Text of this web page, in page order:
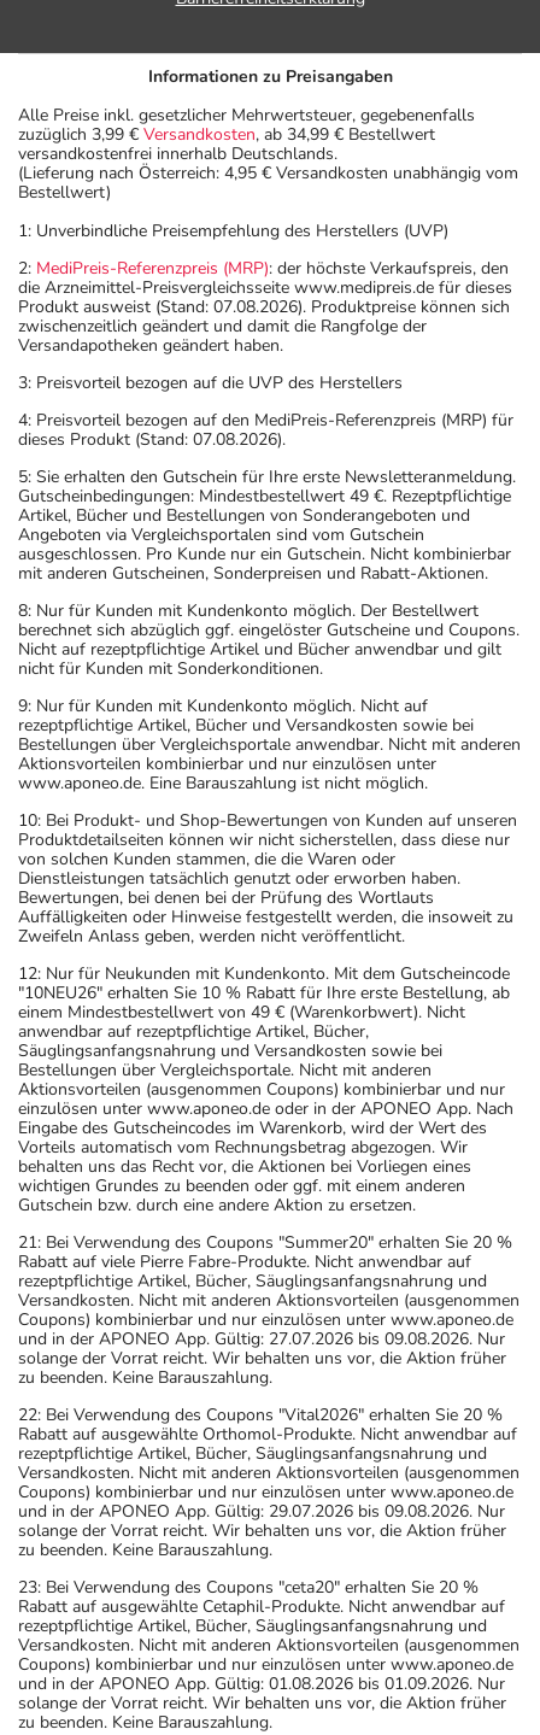
mit denen Sie sich verletzen können.
- Vorsicht: Vermeiden Sie die Einnahme von Alkohol.
- Vorsicht: Patienten mit Engwinkelglaukom haben ein
erhöhtes Risiko - besonderes im akuten Anfall.
- Vermeiden Sie übermäßige UV-Strahlung, z.B. in
Solarien oder bei ausgedehnten Sonnenbädern, weil die
Haut während der Anwendung des Arzneimittels
empfindlicher reagiert.
- Durch plötzliches Absetzen können Probleme oder
Beschwerden auftreten. Deshalb sollte die Behandlung
langsam, das heißt mit einem schrittweisen
Ausschleichen der Dosis, beendet werden. Lassen Sie
beraten.
- Vorsicht bei Allergie gegen Maisstärke!
- Vorsicht bei einer Unverträglichkeit gegenüber Lactose.
Wenn Sie eine Diabetes-Diät einhalten müssen, sollten
Sie den Zuckergehalt berücksichtigen.
- Es kann Arzneimittel geben, mit denen
Wechselwirkungen auftreten. Sie sollten deswegen
generell vor der Behandlung mit einem neuen
Arzneimittel jedes andere, das Sie bereits anwenden,
dem Arzt oder Apotheker angeben. Das gilt auch für
Arzneimittel, die Sie selbst kaufen, nur gelegentlich
anwenden oder deren Anwendung schon einige Zeit
zurückliegt.
Bitte verwenden Sie dieses Arzneimittel nicht mehr nach
dem auf der Packung oder der Umverpackung
angegebenen Verfallsdatum. Das Verfallsdatum bezieht
sich auf den letzten Tag des angegebenen Monats.
Informationen zu Preisangaben
Alle Preise inkl. gesetzlicher Mehrwertsteuer, gegebenenfalls
zuzüglich 3,99 € Versandkosten, ab 34,99 € Bestellwert
versandkostenfrei innerhalb Deutschlands.
(Lieferung nach Österreich: 4,95 € Versandkosten unabhängig vom
Bestellwert)
1: Unverbindliche Preisempfehlung des Herstellers (UVP)
2: MediPreis-Referenzpreis (MRP): der höchste Verkaufspreis, den
die Arzneimittel-Preisvergleichsseite www.medipreis.de für dieses
Produkt ausweist (Stand: 07.08.2026). Produktpreise können sich
zwischenzeitlich geändert und damit die Rangfolge der
Versandapotheken geändert haben.
3: Preisvorteil bezogen auf die UVP des Herstellers
4: Preisvorteil bezogen auf den MediPreis-Referenzpreis (MRP) für
dieses Produkt (Stand: 07.08.2026).
5: Sie erhalten den Gutschein für Ihre erste Newsletteranmeldung.
Gutscheinbedingungen: Mindestbestellwert 49 €. Rezeptpflichtige
Artikel, Bücher und Bestellungen von Sonderangeboten und
Angeboten via Vergleichsportalen sind vom Gutschein
ausgeschlossen. Pro Kunde nur ein Gutschein. Nicht kombinierbar
mit anderen Gutscheinen, Sonderpreisen und Rabatt-Aktionen.
8: Nur für Kunden mit Kundenkonto möglich. Der Bestellwert
berechnet sich abzüglich ggf. eingelöster Gutscheine und Coupons.
Nicht auf rezeptpflichtige Artikel und Bücher anwendbar und gilt
nicht für Kunden mit Sonderkonditionen.
9: Nur für Kunden mit Kundenkonto möglich. Nicht auf
rezeptpflichtige Artikel, Bücher und Versandkosten sowie bei
Bestellungen über Vergleichsportale anwendbar. Nicht mit anderen
Aktionsvorteilen kombinierbar und nur einzulösen unter
www.aponeo.de. Eine Barauszahlung ist nicht möglich.
10: Bei Produkt- und Shop-Bewertungen von Kunden auf unseren
Produktdetailseiten können wir nicht sicherstellen, dass diese nur
von solchen Kunden stammen, die die Waren oder
Dienstleistungen tatsächlich genutzt oder erworben haben.
Bewertungen, bei denen bei der Prüfung des Wortlauts
Auffälligkeiten oder Hinweise festgestellt werden, die insoweit zu
Zweifeln Anlass geben, werden nicht veröffentlicht.
12: Nur für Neukunden mit Kundenkonto. Mit dem Gutscheincode
"10NEU26" erhalten Sie 10 % Rabatt für Ihre erste Bestellung, ab
einem Mindestbestellwert von 49 € (Warenkorbwert). Nicht
anwendbar auf rezeptpflichtige Artikel, Bücher,
Säuglingsanfangsnahrung und Versandkosten sowie bei
Bestellungen über Vergleichsportale. Nicht mit anderen
Aktionsvorteilen (ausgenommen Coupons) kombinierbar und nur
einzulösen unter www.aponeo.de oder in der APONEO App. Nach
Eingabe des Gutscheincodes im Warenkorb, wird der Wert des
Vorteils automatisch vom Rechnungsbetrag abgezogen. Wir
behalten uns das Recht vor, die Aktionen bei Vorliegen eines
wichtigen Grundes zu beenden oder ggf. mit einem anderen
Gutschein bzw. durch eine andere Aktion zu ersetzen.
21: Bei Verwendung des Coupons "Summer20" erhalten Sie 20 %
Rabatt auf viele Pierre Fabre-Produkte. Nicht anwendbar auf
rezeptpflichtige Artikel, Bücher, Säuglingsanfangsnahrung und
Versandkosten. Nicht mit anderen Aktionsvorteilen (ausgenommen
Coupons) kombinierbar und nur einzulösen unter www.aponeo.de
und in der APONEO App. Gültig: 27.07.2026 bis 09.08.2026. Nur
solange der Vorrat reicht. Wir behalten uns vor, die Aktion früher
zu beenden. Keine Barauszahlung.
22: Bei Verwendung des Coupons "Vital2026" erhalten Sie 20 %
Rabatt auf ausgewählte Orthomol-Produkte. Nicht anwendbar auf
rezeptpflichtige Artikel, Bücher, Säuglingsanfangsnahrung und
Versandkosten. Nicht mit anderen Aktionsvorteilen (ausgenommen
Coupons) kombinierbar und nur einzulösen unter www.aponeo.de
und in der APONEO App. Gültig: 29.07.2026 bis 09.08.2026. Nur
solange der Vorrat reicht. Wir behalten uns vor, die Aktion früher
zu beenden. Keine Barauszahlung.
23: Bei Verwendung des Coupons "ceta20" erhalten Sie 20 %
Rabatt auf ausgewählte Cetaphil-Produkte. Nicht anwendbar auf
rezeptpflichtige Artikel, Bücher, Säuglingsanfangsnahrung und
Versandkosten. Nicht mit anderen Aktionsvorteilen (ausgenommen
Coupons) kombinierbar und nur einzulösen unter www.aponeo.de
und in der APONEO App. Gültig: 01.08.2026 bis 01.09.2026. Nur
solange der Vorrat reicht. Wir behalten uns vor, die Aktion früher
zu beenden. Keine Barauszahlung.